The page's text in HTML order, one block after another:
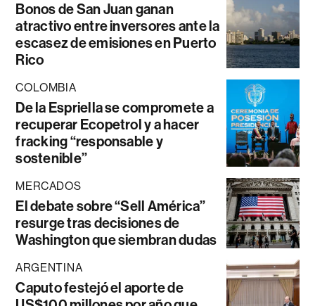
Bonos de San Juan ganan
atractivo entre inversores ante la
escasez de emisiones en Puerto
Rico
COLOMBIA
De la Espriella se compromete a
recuperar Ecopetrol y a hacer
fracking “responsable y
sostenible”
MERCADOS
El debate sobre “Sell América”
resurge tras decisiones de
Washington que siembran dudas
ARGENTINA
Caputo festejó el aporte de